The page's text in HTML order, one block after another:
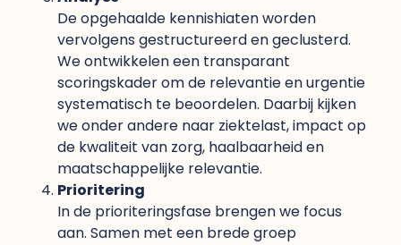
De opgehaalde kennishiaten worden
vervolgens gestructureerd en geclusterd.
We ontwikkelen een transparant
scoringskader om de relevantie en urgentie
systematisch te beoordelen. Daarbij kijken
we onder andere naar ziektelast, impact op
de kwaliteit van zorg, haalbaarheid en
maatschappelijke relevantie.
Prioritering
In de prioriteringsfase brengen we focus
aan. Samen met een brede groep